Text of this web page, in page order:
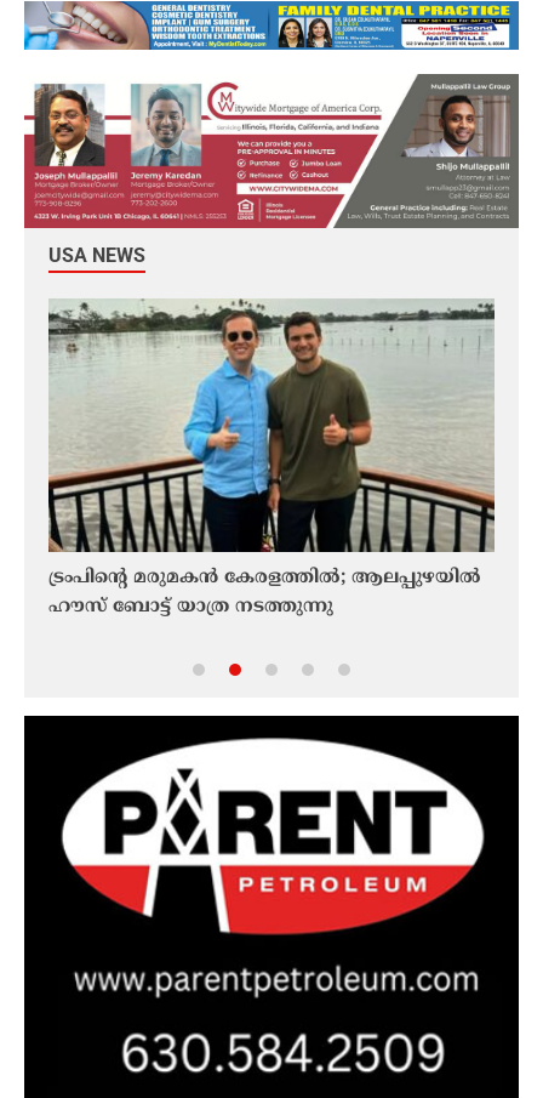
USA NEWS
ട്രംപിന്റെ മരുമകന്‍ കേരളത്തിൽ; ആലപ്പുഴയിൽ
ഹൗസ് ബോട്ട് യാത്ര നടത്തുന്നു